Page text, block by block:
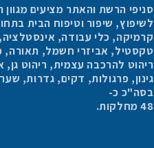
סניפי הרשת והאתר מציעים
לשיפוץ, שיפור וטיפוח הבית
קרמיקה, כלי עבודה,
טקסטיל, אביזרי חשמל, תאורה,
ריהוט להרכבה עצמית, ריהוט גן,
גינון, פרגולות, דקים, גדרות,
בסה"כ כ-
48 מחלקות.